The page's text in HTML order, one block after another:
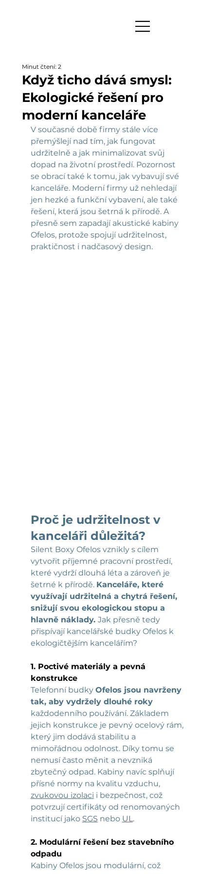
Když ticho dává smysl:
Ekologické řešení pro
moderní kanceláře
Minut čtení: 2
V současné době firmy stále více
přemýšlejí nad tím, jak fungovat
udržitelně a jak minimalizovat svůj
dopad na životní prostředí. Pozornost
se obrací také k tomu, jak vybavují své
kanceláře. Moderní firmy už nehledají
jen hezké a funkční vybavení, ale také
řešení, která jsou šetrná k přírodě. A
přesně sem zapadají akustické kabiny
Ofelos, protože spojují udržitelnost,
praktičnost i nadčasový design.
Proč je udržitelnost v
kanceláři důležitá?
Silent Boxy Ofelos vznikly s cílem
vytvořit příjemné pracovní prostředí,
které vydrží dlouhá léta a zároveň je
šetrné k přírodě. Kanceláře, které
využívají udržitelná a chytrá řešení,
snižují svou ekologickou stopu a
hlavně náklady. Jak přesně tedy
přispívají kancelářské budky Ofelos k
ekologičtějším kancelářím?
1. Poctivé materiály a pevná
konstrukce
Telefonní budky Ofelos jsou navrženy
tak, aby vydržely dlouhé roky
každodenního používání. Základem
jejich konstrukce je pevný ocelový rám,
který jim dodává stabilitu a
mimořádnou odolnost. Díky tomu se
nemusí často měnit a nevzniká
zbytečný odpad. Kabiny navíc splňují
přísné normy na kvalitu vzduchu,
zvukovou izolaci i bezpečnost, což
potvrzují certifikáty od renomovaných
institucí jako SGS nebo UL.
2. Modulární řešení bez stavebního
odpadu
Kabiny Ofelos jsou modulární, což